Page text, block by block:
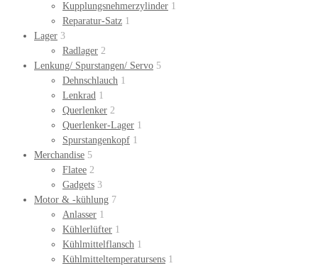
Kupplungsnehmerzylinder 1
Reparatur-Satz 1
Lager 3
Radlager 2
Lenkung/ Spurstangen/ Servo 5
Dehnschlauch 1
Lenkrad 1
Querlenker 2
Querlenker-Lager 1
Spurstangenkopf 1
Merchandise 5
Flatee 2
Gadgets 3
Motor & -kühlung 7
Anlasser 1
Kühlerlüfter 1
Kühlmittelflansch 1
Kühlmitteltemperatursens 1